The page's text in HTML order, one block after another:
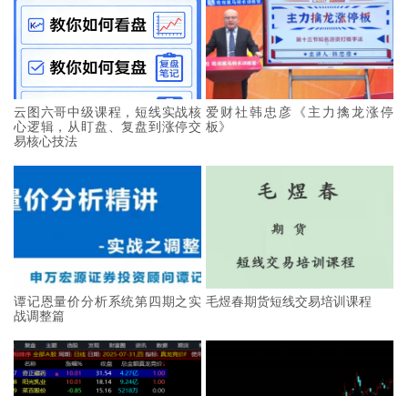
云图六哥中级课程，短线实战核
心逻辑，从盯盘、复盘到涨停交
易核心技法
爱财社韩忠彦《主力擒龙涨停
板》
谭记恩量价分析系统第四期之实
战调整篇
毛煜春期货短线交易培训课程